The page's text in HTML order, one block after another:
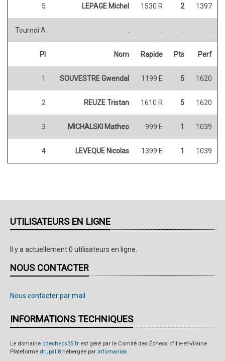
5 LEPAGE Michel 1530 R 2 1397
Tournoi A .
Pl Nom Rapide Pts Perf
1 SOUVESTRE Gwendal 1199 E 5 1620
2 REUZE Tristan 1610 R 5 1620
3 MICHALSKI Matheo 999 E 1 1039
4 LEVEQUE Nicolas 1399 E 1 1039
UTILISATEURS EN LIGNE
Il y a actuellement 0 utilisateurs en ligne.
NOUS CONTACTER
Nous contacter par mail
INFORMATIONS TECHNIQUES
Le domaine cdechecs35.fr est géré par le Comité des Échecs d'Ille-et-Vilaine.
Plateforme drupal 8 hébergée par Infomaniak